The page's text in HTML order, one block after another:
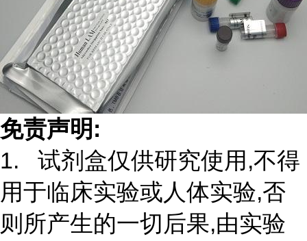
免责声明:
1. 试剂盒仅供研究使用,不得
用于临床实验或人体实验,否
则所产生的一切后果,由实验